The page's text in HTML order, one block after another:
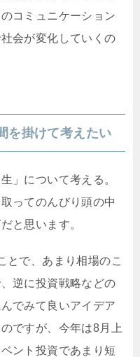
コミュニケーション
会が変化していくの
を掛けて考えたい
」について考える。
ってのんびり頭の中
と思います。
とで、あまり相場のこ
逆に投資戦略などの
でみて良いアイデア
ですが、今年は8月上
ント投資であまり短